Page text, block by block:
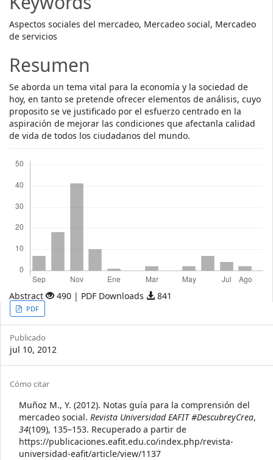
Aspectos sociales del mercadeo, Mercadeo social, Mercadeo
de servicios
Resumen
Se aborda un tema vital para la economía y la sociedad de
hoy, en tanto se pretende ofrecer elementos de análisis, cuyo
proposito se ve justificado por el esfuerzo centrado en la
aspiración de mejorar las condiciones que afectanla calidad
de vida de todos los ciudadanos del mundo.
Abstract 490 | PDF Downloads 841
Article
Sidebar
PDF
Publicado
jul 10, 2012
Article
Details
Cómo citar
Muñoz M., Y. (2012). Notas guía para la comprensión del
mercadeo social. Revista Universidad EAFIT #DescubreyCrea,
34(109), 135–153. Recuperado a partir de
https://publicaciones.eafit.edu.co/index.php/revista-
universidad-eafit/article/view/1137